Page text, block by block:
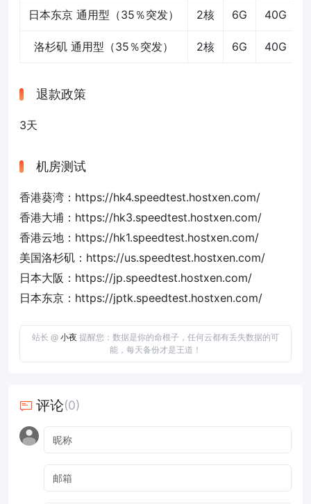
日本东京 通用型（35％突发） 2核 6G 40G
洛杉矶 通用型（35％突发） 2核 6G 40G
退款政策
3天
机房测试
香港葵湾：https://hk4.speedtest.hostxen.com/
香港大埔：https://hk3.speedtest.hostxen.com/
香港云地：https://hk1.speedtest.hostxen.com/
美国洛杉矶：https://us.speedtest.hostxen.com/
日本大阪：https://jp.speedtest.hostxen.com/
日本东京：https://jptk.speedtest.hostxen.com/
站长 @ 小夜 提醒您：数据是你的命根子，任何云都有丢失数据的可
能，每天备份才是王道！
评论(0)